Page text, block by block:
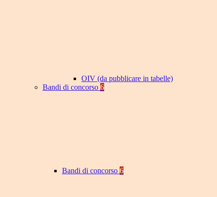
OIV (da pubblicare in tabelle)
Bandi di concorso 6
Bandi di concorso 6